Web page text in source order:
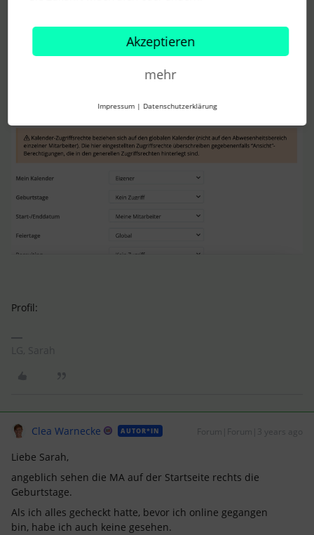
: klicke zuerst auf Einstellungen → Mitarbeiterollen
→ rechts auf “Kalender” klicken und die Zugriffe checken.
Profil:
Clea Warnecke AUTOR*IN Forum|Forum|3 years ago
Liebe Sarah,
angeblich sehen die MA auf der Startseite rechts die
Geburtstage.
Als ich alles gecheckt hatte, bevor ich online gegangen
bin, habe ich auch keine gesehen.
Akzeptieren
mehr
Impressum | Datenschutzerklärung